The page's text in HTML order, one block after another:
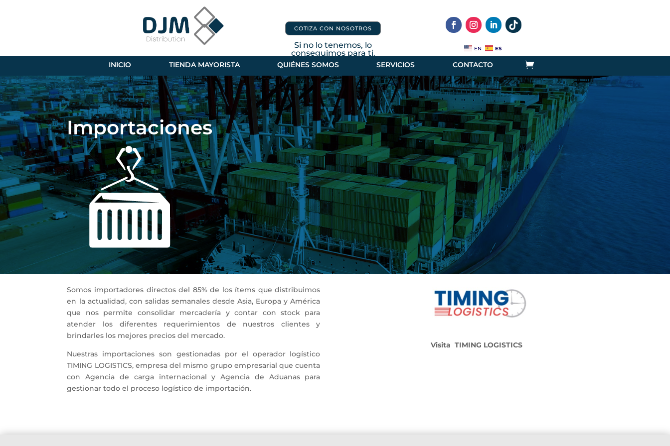
COTIZA CON NOSOTROS
Si no lo tenemos, lo
conseguimos para ti.
EN ES
INICIO TIENDA MAYORISTA QUIÉNES SOMOS SERVICIOS CONTACTO
Importaciones
Somos importadores directos del 85% de los ítems que distribuimos
en la actualidad, con salidas semanales desde Asia, Europa y América
que nos permite consolidar mercadería y contar con stock para
atender los diferentes requerimientos de nuestros clientes y
brindarles los mejores precios del mercado.
Nuestras importaciones son gestionadas por el operador logístico
TIMING LOGISTICS, empresa del mismo grupo empresarial que cuenta
con Agencia de carga internacional y Agencia de Aduanas para
gestionar todo el proceso logístico de importación.
Visita TIMING LOGISTICS